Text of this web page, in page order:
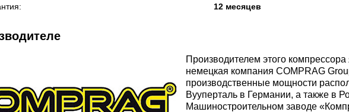
12 месяцев
Производителем этого компрессора
немецкая компания COMPRAG
производственные мощности
Вууперталь в Германии, а также в
Машиностроительном заводе